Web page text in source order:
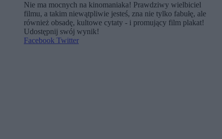
Nie ma mocnych na kinomaniaka! Prawdziwy wielbiciel
filmu, a takim niewątpliwie jesteś, zna nie tylko fabułę, ale
również obsadę, kultowe cytaty - i promujący film plakat!
Udostępnij swój wynik!
Facebook Twitter